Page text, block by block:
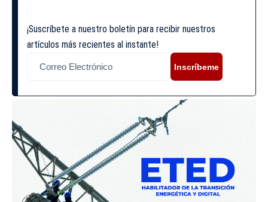
¡Suscríbete a nuestro boletín para recibir nuestros
artículos más recientes al instante!
Inscríbeme